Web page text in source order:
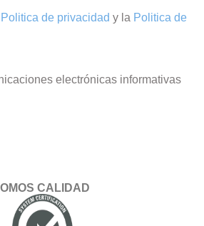
Politica de privacidad y la Politica de
electrónicas informativas
CALIDAD